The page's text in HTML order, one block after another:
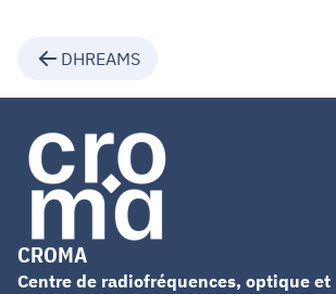
DHREAMS
CROMA
Centre de radiofréquences, optique et